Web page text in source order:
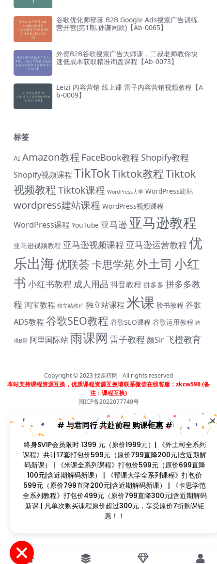
谷歌优化师部落 B2B Google Ads搜索广告训练
营开营(第1期.孙谦同款)【Ab-0065】
外资B2B谷歌搜索广告大师课，二叔老师教你快
速低成本获取精准询盘课程【Ab-0073】
Leizi 内容营销 线上课 雷子内容营销视频教程【A
b-0009】
标签
AI Amazon教程 FaceBook教程 Shopify教程
Shopify视频课程TikTokTiktok教程Tiktok
视频教程Tiktok课程 WordPress大学 WordPress建站
wordpress建站课程 WordPress视频课程
WordPress课程 YouTube 亚马逊 亚马逊教程
亚马逊视频教程 亚马逊视频课程 亚马逊运营教程 优
乐出海优联荟卡思学苑外土司 小红
书 小红书教程 成人用品 抖音教程 拼多多 拼多多教
程 淘宝教程 独立站教程 独立站课程米课 脸书教程 谷歌
ADS教程谷歌SEO教程 谷歌SEO课程 谷歌运用教程 跨
境B哥 阿里国际站雨课网 雷子教程 颜Sir飞橙教育
Copyright © 2023找课程网 - All rights reserved
本站支持课程资源互换，优质课程资源互换请联系微信在线客服：zkcw598 (备
注：课程互换)
闽ICP备2022077749号
首页 分类 会员 我的
# 与君同行 共赴前程 购课钜惠 #
终身SVIP会员限时 1399 元（原价1999元）| 《外土司全
系列课程》共计17套打包价599元（原价799直降200元|
含近期解码新课） | 《米课全系列课程》打包价599元
（原价699直降100元|含近期解码新课） | 《帮课大学全系
799直降300元|含近期解码新课 | 凡单次购买课程原价超
过300元，享受原价7折购课钜惠！！